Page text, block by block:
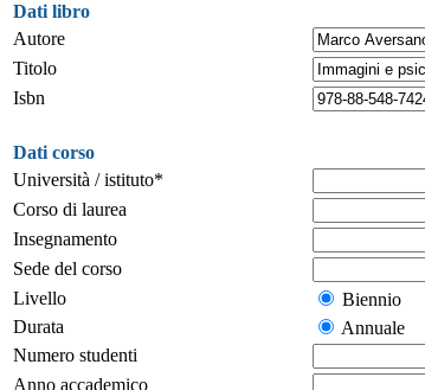
Dati libro
Autore
Titolo
Isbn
Dati corso
Università / istituto*
Corso di laurea
Insegnamento
Sede del corso
Livello
Biennio
Durata
Annuale
Numero studenti
Anno accademico